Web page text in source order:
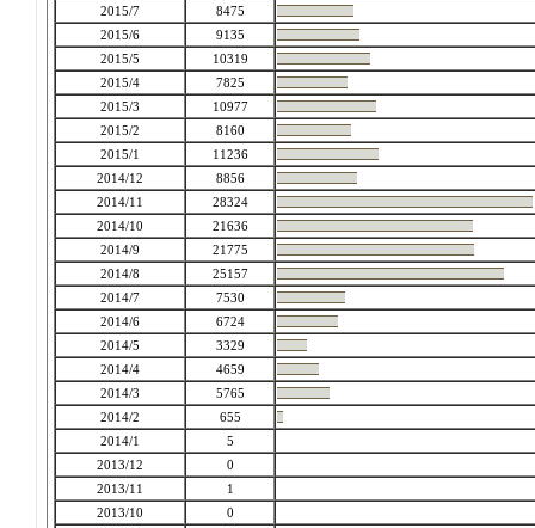
2015/7
8475
2015/6
9135
2015/5
10319
2015/4
7825
2015/3
10977
2015/2
8160
2015/1
11236
2014/12
8856
2014/11
28324
2014/10
21636
2014/9
21775
2014/8
25157
2014/7
7530
2014/6
6724
2014/5
3329
2014/4
4659
2014/3
5765
2014/2
655
2014/1
5
2013/12
0
2013/11
1
2013/10
0